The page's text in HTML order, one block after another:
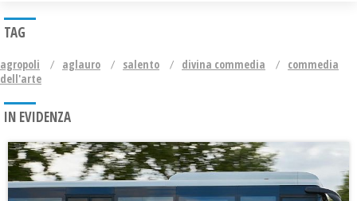
TAG
agropoli aglauro salento divina commedia
commedia
dell'arte
IN EVIDENZA